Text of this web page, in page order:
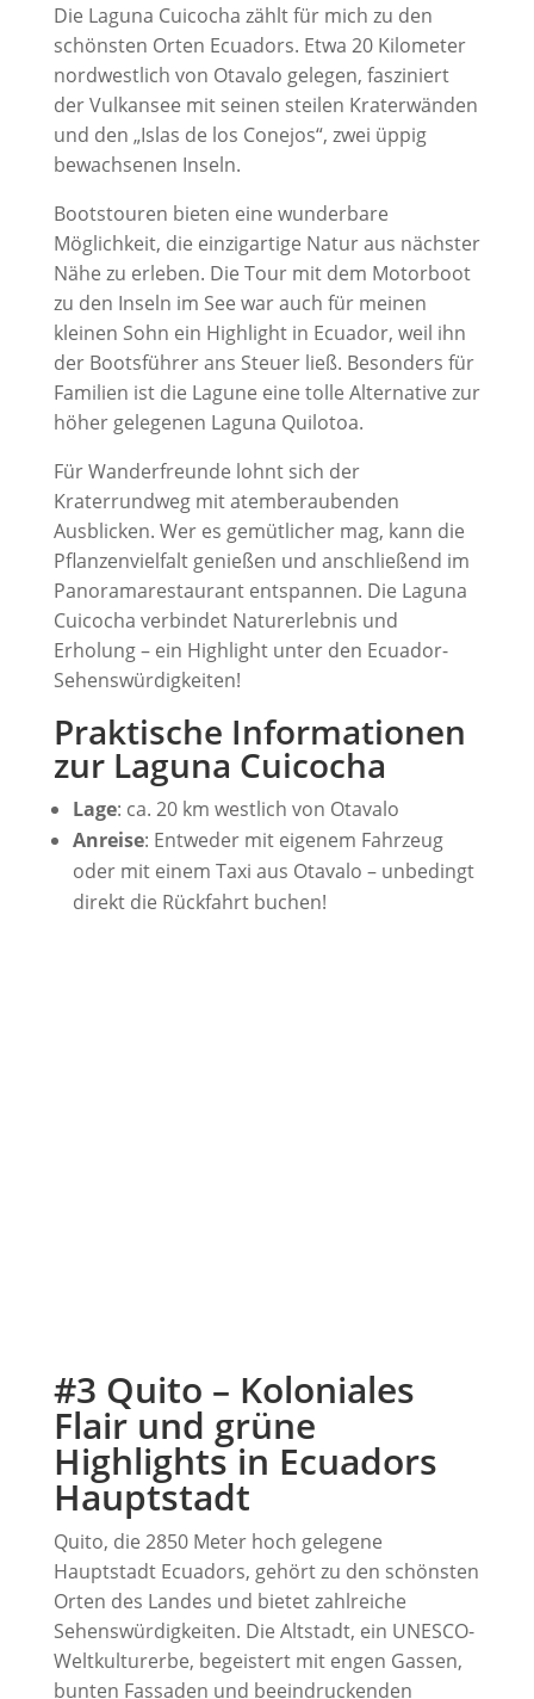
Die Laguna Cuicocha zählt für mich zu den
schönsten Orten Ecuadors. Etwa 20 Kilometer
nordwestlich von Otavalo gelegen, fasziniert
der Vulkansee mit seinen steilen Kraterwänden
und den „Islas de los Conejos“, zwei üppig
bewachsenen Inseln.
Bootstouren bieten eine wunderbare
Möglichkeit, die einzigartige Natur aus nächster
Nähe zu erleben. Die Tour mit dem Motorboot
zu den Inseln im See war auch für meinen
kleinen Sohn ein Highlight in Ecuador, weil ihn
der Bootsführer ans Steuer ließ. Besonders für
Familien ist die Lagune eine tolle Alternative zur
höher gelegenen Laguna Quilotoa.
Für Wanderfreunde lohnt sich der
Kraterrundweg mit atemberaubenden
Ausblicken. Wer es gemütlicher mag, kann die
Pflanzenvielfalt genießen und anschließend im
Panoramarestaurant entspannen. Die Laguna
Cuicocha verbindet Naturerlebnis und
Erholung – ein Highlight unter den Ecuador-
Sehenswürdigkeiten!
Praktische Informationen
zur Laguna Cuicocha
Lage: ca. 20 km westlich von Otavalo
Anreise: Entweder mit eigenem Fahrzeug
oder mit einem Taxi aus Otavalo – unbedingt
direkt die Rückfahrt buchen!
#3 Quito – Koloniales
Flair und grüne
Highlights in Ecuadors
Hauptstadt
Quito, die 2850 Meter hoch gelegene
Hauptstadt Ecuadors, gehört zu den schönsten
Orten des Landes und bietet zahlreiche
Sehenswürdigkeiten. Die Altstadt, ein UNESCO-
Weltkulturerbe, begeistert mit engen Gassen,
bunten Fassaden und beeindruckenden